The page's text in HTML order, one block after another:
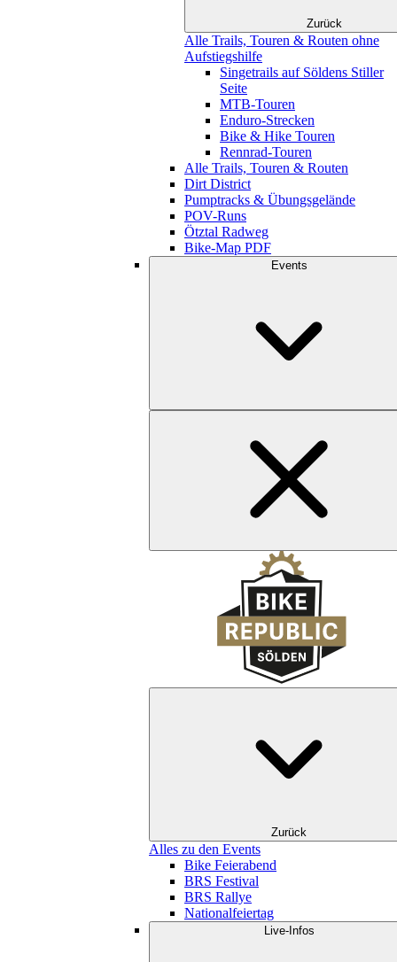
Zurück
Alle Trails, Touren & Routen ohne
Aufstiegshilfe
Singetrails auf Söldens Stiller
Seite
MTB-Touren
Enduro-Strecken
Bike & Hike Touren
Rennrad-Touren
Alle Trails, Touren & Routen
Dirt District
Pumptracks & Übungsgelände
POV-Runs
Ötztal Radweg
Bike-Map PDF
Events
Zurück
Alles zu den Events
Bike Feierabend
BRS Festival
BRS Rallye
Nationalfeiertag
Live-Infos